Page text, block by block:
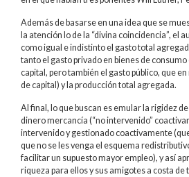
Además de basarse en una idea que se
la atención lo de la “divina coincidencia”, el
como igual e indistinto el gasto total
tanto el gasto privado en bienes de
capital, pero también el gasto público, que
de capital) y la producción total agregada.
Al final, lo que buscan es emular la rigidez
dinero mercancía (“no intervenido”
intervenido y gestionado coactivamente
que no se les venga el esquema
facilitar un supuesto mayor empleo), y así
riqueza para ellos y sus amigotes a costa de